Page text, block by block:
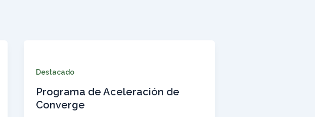
Destacado
Programa de Aceleración de
Converge